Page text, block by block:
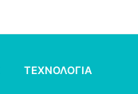
ΤΕΧΝΟΛΟΓΙΑ